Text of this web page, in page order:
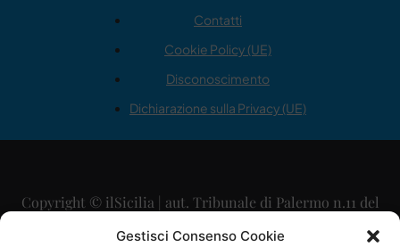
Gestisci Consenso Cookie
Contatti
Cookie Policy (UE)
Disconoscimento
Dichiarazione sulla Privacy (UE)
Copyright © ilSicilia | aut. Tribunale di Palermo n.11 del
29/09/2015